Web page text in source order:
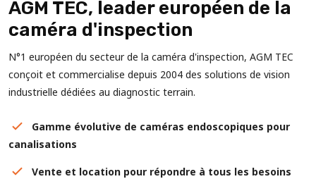
AGM TEC, leader européen de la
caméra d'inspection
N°1 européen du secteur de la caméra d'inspection, AGM TEC
conçoit et commercialise depuis 2004 des solutions de vision
industrielle dédiées au diagnostic terrain.
Gamme évolutive de caméras endoscopiques pour
canalisations
Vente et location pour répondre à tous les besoins